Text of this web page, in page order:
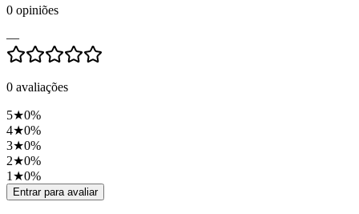
0 opiniões
—
0 avaliações
5★0%
4★0%
3★0%
2★0%
1 ★0%
Entrar para avaliar